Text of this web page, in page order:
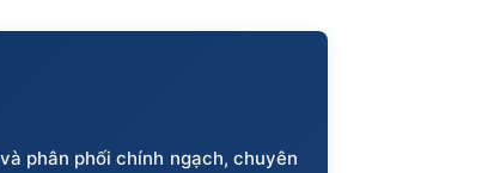
phân phối chính ngạch, chuyên